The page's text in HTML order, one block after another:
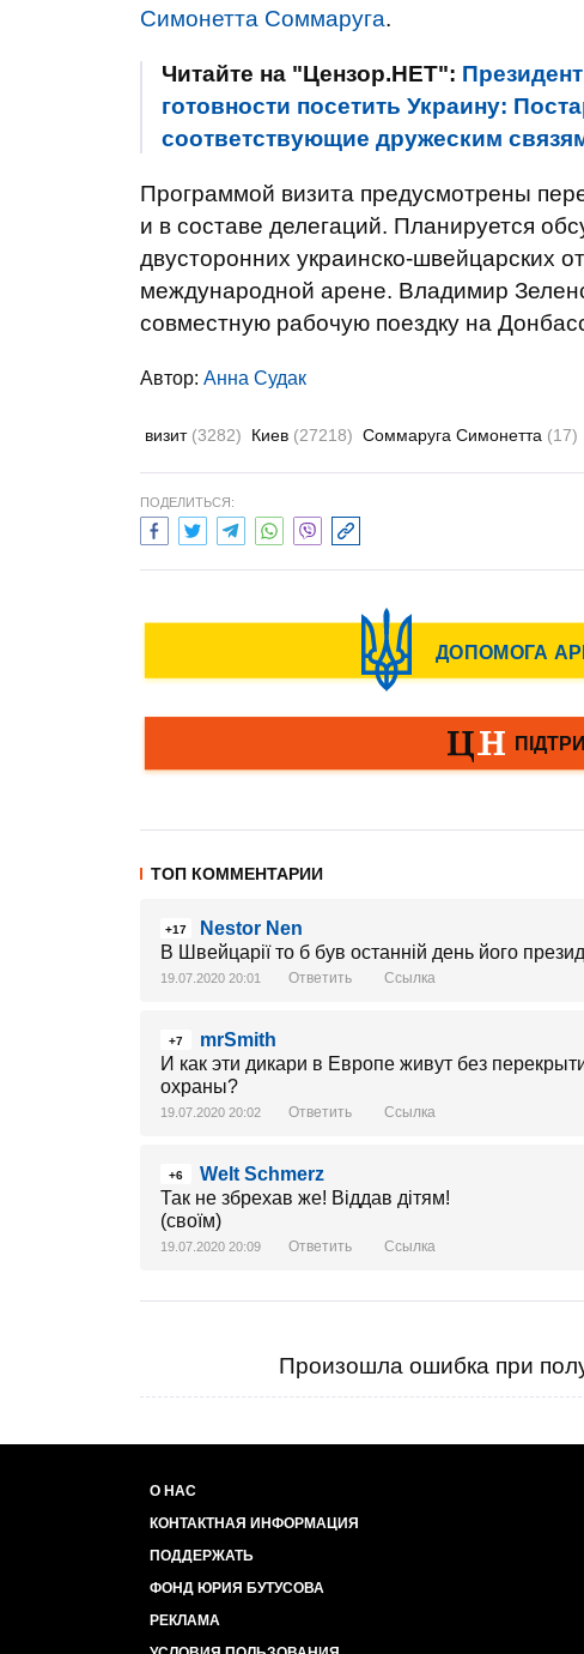
Симонетта Соммаруга.
Читайте на "Цензор.НЕТ":
готовности посетить Украину:
соответствующие дружеским
Программой визита предусмотрены
и в составе делегаций. Планируется
двусторонних украинско-швейцарских
международной арене. Владимир
совместную рабочую поездку на
Автор: Анна Судак
визит (3282) Киев (27218) Соммаруга Симонетта (17)
ПОДЕЛИТЬСЯ:
ТОП КОММЕНТАРИИ
+17
Nestor Nen
В Швейцарії то б був останній день його
19.07.2020 20:01 Ответить Ссылка
+7
mrSmith
И как эти дикари в Европе живут без
охраны?
19.07.2020 20:02 Ответить Ссылка
+6
Welt Schmerz
Так не збрехав же! Віддав дітям!
(своїм)
19.07.2020 20:09 Ответить Ссылка
Произошла ошибка при
О НАС
КОНТАКТНАЯ ИНФОРМАЦИЯ
ПОДДЕРЖАТЬ
ФОНД ЮРИЯ БУТУСОВА
РЕКЛАМА